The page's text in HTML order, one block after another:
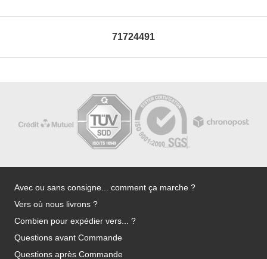
71724491
Avec ou sans consigne... comment ça marche ?
Vers où nous livrons ?
Combien pour expédier vers... ?
Questions avant Commande
Questions après Commande